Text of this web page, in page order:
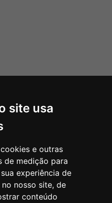
site usa
e outras
de medição para
experiência de
nosso site, de
conteúdo